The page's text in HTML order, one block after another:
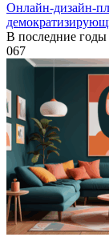
Онлайн-дизайн-
В последние годы
067